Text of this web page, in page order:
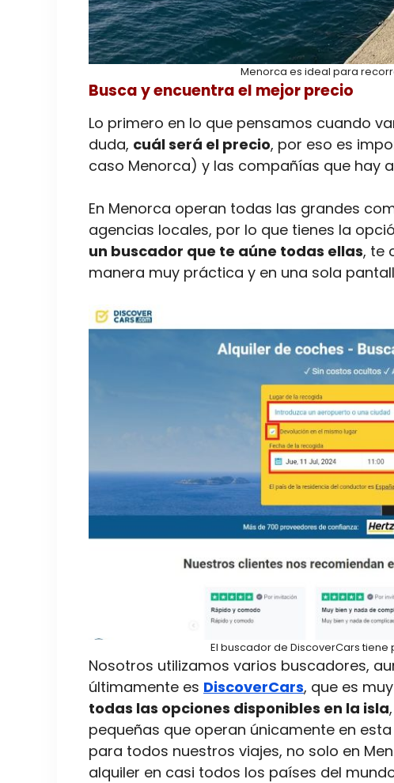
Menorca es ideal para
Busca y encuentra el mejor precio
Lo primero en lo que pensamos cuando
duda, cuál será el precio, por eso es
caso Menorca) y las compañías que hay
En Menorca operan todas las grandes
agencias locales, por lo que tienes la
un buscador que te aúne todas ellas, te
manera muy práctica y en una sola
El buscador de DiscoverCars
Nosotros utilizamos varios buscadores,
últimamente es DiscoverCars, que es
todas las opciones disponibles en la isla
pequeñas que operan únicamente en
para todos nuestros viajes, no solo en
alquiler en casi todos los países del